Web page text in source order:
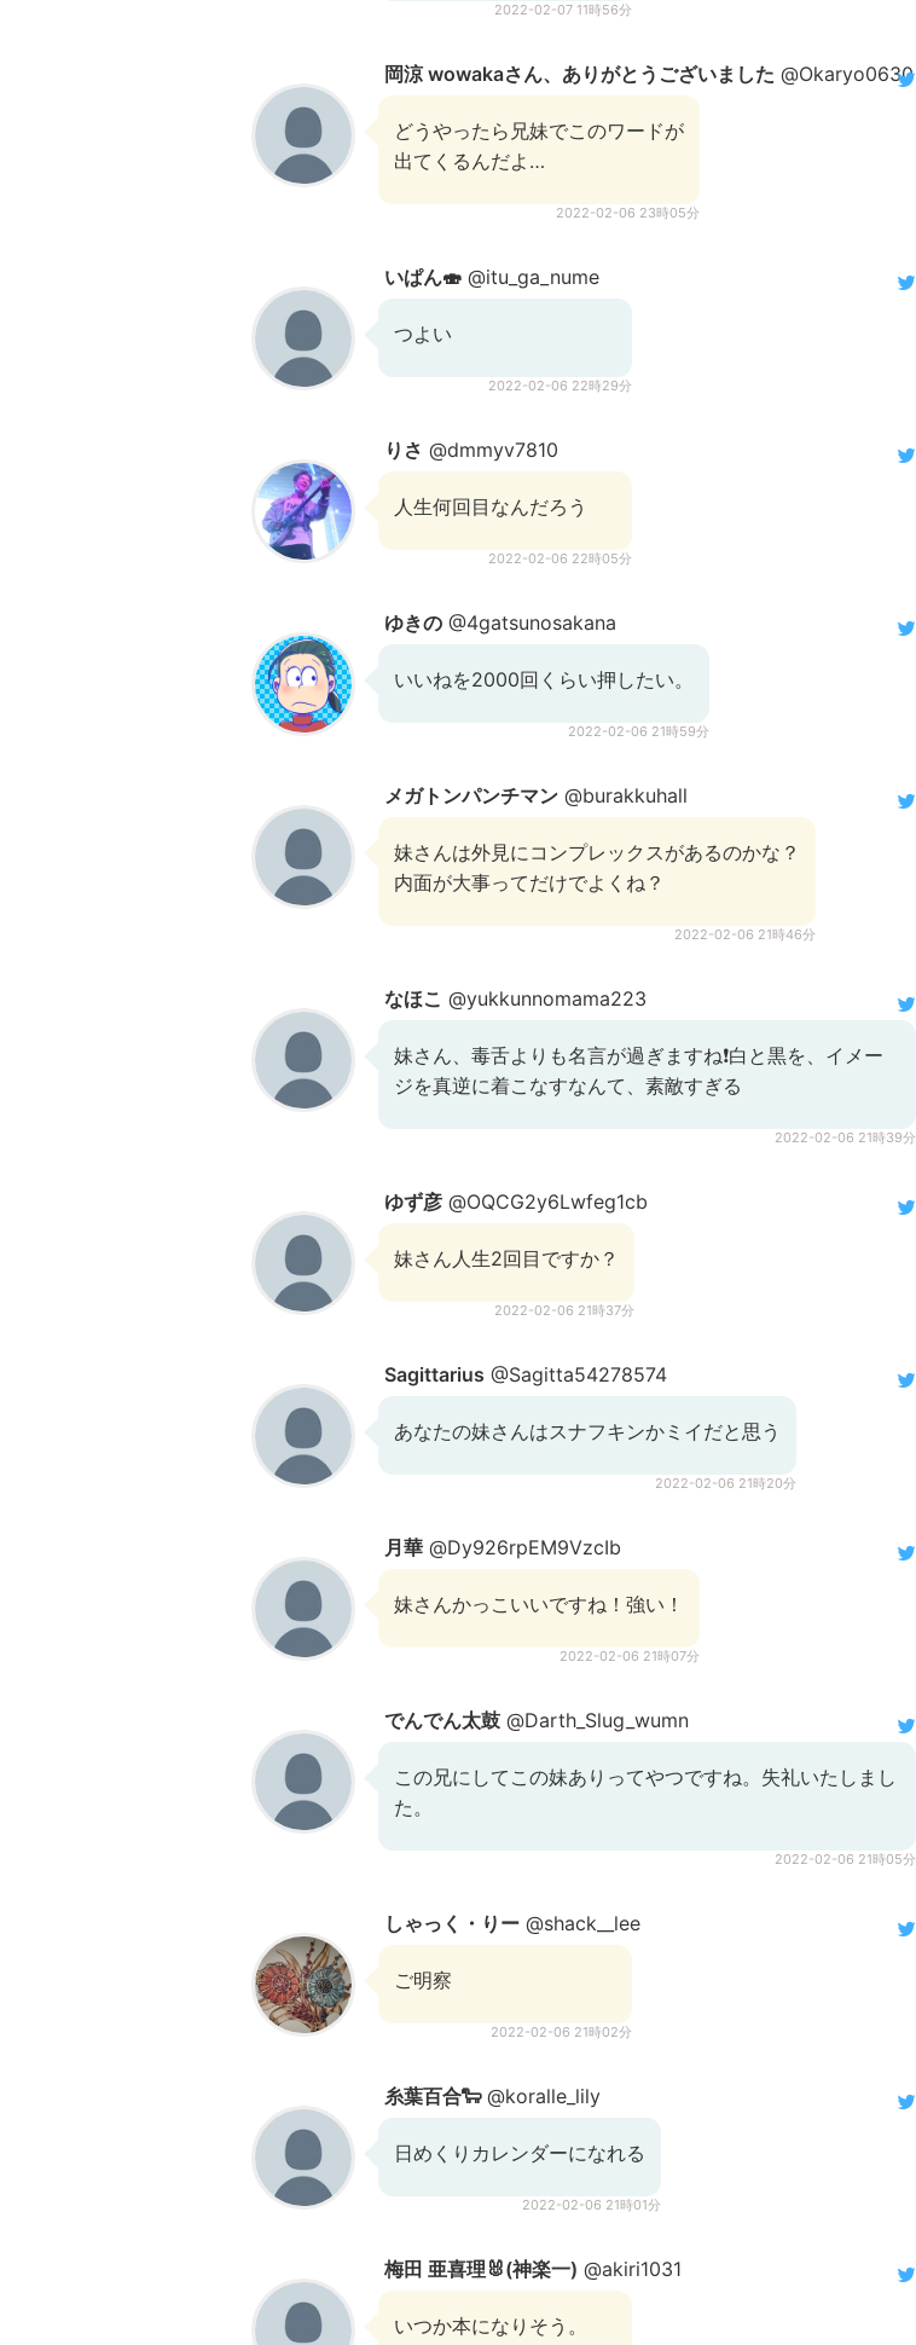
2022-02-07 11時56分
岡涼 wowakaさん、ありがとうございました @Okaryo0630
どうやったら兄妹でこのワードが
出てくるんだよ…
2022-02-06 23時05分
いぱん🍣 @itu_ga_nume
つよい
2022-02-06 22時29分
りさ @dmmyv7810
人生何回目なんだろう
2022-02-06 22時05分
ゆきの @4gatsunosakana
いいねを2000回くらい押したい。
2022-02-06 21時59分
メガトンパンチマン @burakkuhall
妹さんは外見にコンプレックスがあるのかな？
内面が大事ってだけでよくね？
2022-02-06 21時46分
なほこ @yukkunnomama223
妹さん、毒舌よりも名言が過ぎますね❗白と黒を、イメー
ジを真逆に着こなすなんて、素敵すぎる
2022-02-06 21時39分
ゆず彦 @OQCG2y6Lwfeg1cb
妹さん人生2回目ですか？
2022-02-06 21時37分
Sagittarius @Sagitta54278574
あなたの妹さんはスナフキンかミイだと思う
2022-02-06 21時20分
月華 @Dy926rpEM9VzcIb
妹さんかっこいいですね！強い！
2022-02-06 21時07分
でんでん太鼓 @Darth_Slug_wumn
この兄にしてこの妹ありってやつですね。失礼いたしまし
た。
2022-02-06 21時05分
しゃっく・りー @shack__lee
ご明察
2022-02-06 21時02分
糸葉百合🐑@koralle_lily
日めくりカレンダーになれる
2022-02-06 21時01分
梅田 亜喜理🐰(神楽一) @akiri1031
いつか本になりそう。